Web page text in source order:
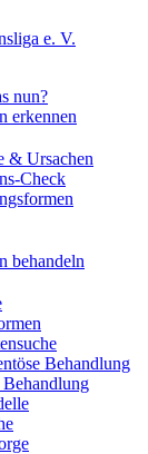
nun?
erkennen
& Ursachen
Check
behandeln
Behandlung
Behandlung